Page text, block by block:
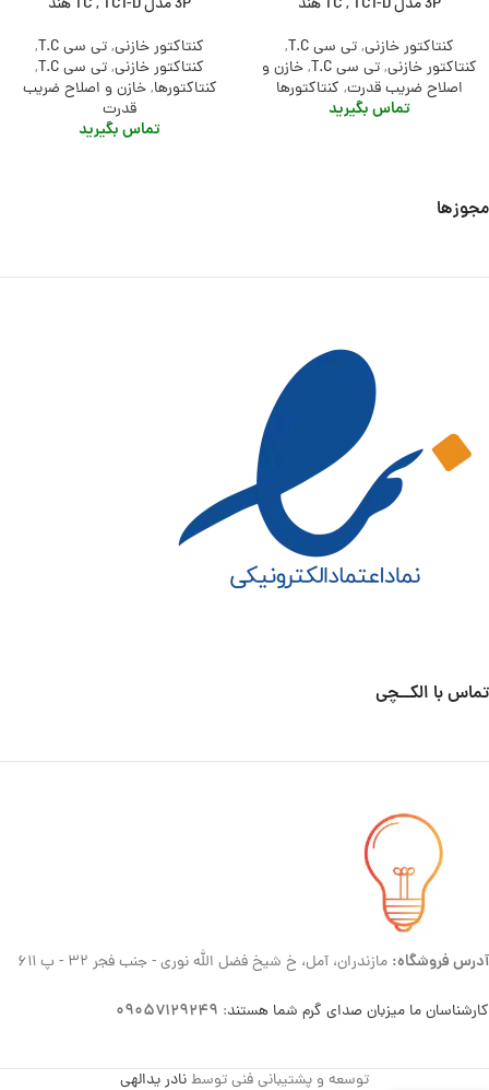
3P مدل TC , TC1-D هند
کنتاکتور خازنی,تی سی T.C
,
کنتاکتور خازنی,تی سی T.C ,خازن و
اصلاح ضریب قدرت, کنتاکتورها
تماس بگیرید
3P مدل TC , TC1-D هند
کنتاکتور خازنی,تی سی T.C
,
کنتاکتور خازنی,تی سی T.C
,
کنتاکتورها,خازن و اصلاح ضریب
قدرت
تماس بگیرید
مجوزها
تماس با الکــچی
آدرس فروشگاه: مازندران، آمل، خ شیخ فضل الله نوری - جنب فجر ۳۲ - پ ۶۱۱
کارشناسان ما میزبان صدای گرم شما هستند: ۰۹۰۵۷۱۲۹۲۴۹
توسعه و پشتیبانی فنی توسطنادر یدالهی